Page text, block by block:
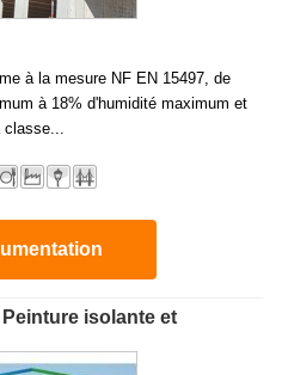
à la mesure NF EN 15497, de
à 18% d'humidité maximum et
classe...
isolante et